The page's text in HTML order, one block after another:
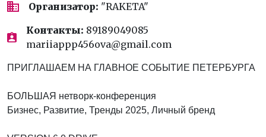
Организатор: "RAKETA"
Контакты: 89189049085
mariiappp456ova@gmail.com
ПРИГЛАШАЕМ НА ГЛАВНОЕ СОБЫТИЕ ПЕТЕРБУРГА
БОЛЬШАЯ нетворк-конференция
Бизнес, Развитие, Тренды 2025, Личный бренд